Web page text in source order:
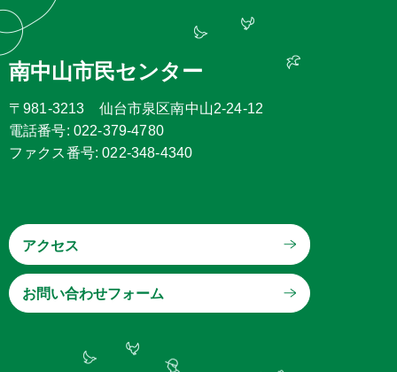
南中山市民センター
〒981-3213 仙台市泉区南中山2-24-12
電話番号: 022-379-4780
ファクス番号: 022-348-4340
アクセス